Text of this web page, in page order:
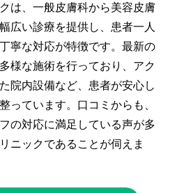
は、一般皮膚科から美容皮膚
広い診療を提供し、患者一人
寧な対応が特徴です。最新の
様な施術を行っており、アク
院内設備など、患者が安心し
っています。口コミからも、
の対応に満足している声が多
ニックであることが伺えま